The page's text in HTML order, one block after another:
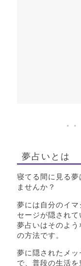
夢占いとは
寝てる間に見る
ませんか？
夢には自分のイ
セージが隠されて
夢占いはそのよ
の方法です。
夢に隠されたメ
で、普段の生活を